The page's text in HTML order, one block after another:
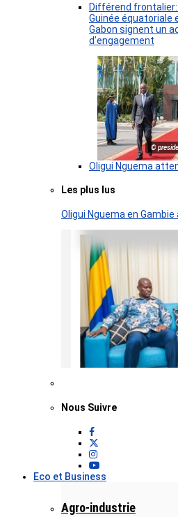
Différend frontalier:
Guinée équatoriale
Gabon signent un
d’engagement
©
Oligui Nguema
Les plus lus
Oligui Nguema en
Nous Suivre
Eco et Business
Agro-industrie